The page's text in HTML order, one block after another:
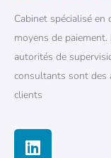
Cabinet spécialisé en
moyens de
autorités de
consultants sont des
clients